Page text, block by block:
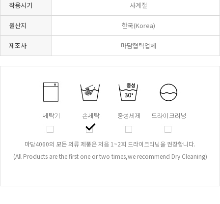
착용시기 사계절
원산지 한국(Korea)
제조사 마담협력업체
마담4060의 모든 의류 제품은 처음 1~2회 드라이크리닝을 권장합니다.
(All Products are the first one or two times,we recommend Dry Cleaning)